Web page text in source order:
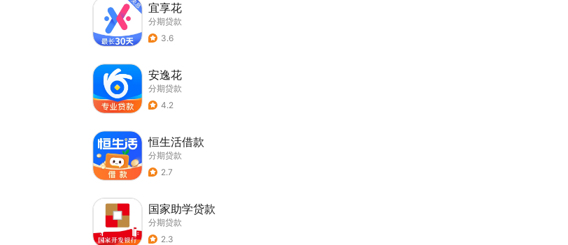
宜享花
分期贷款
3.6
安逸花
分期贷款
4.2
恒生活借款
分期贷款
2.7
国家助学贷款
分期贷款
2.3